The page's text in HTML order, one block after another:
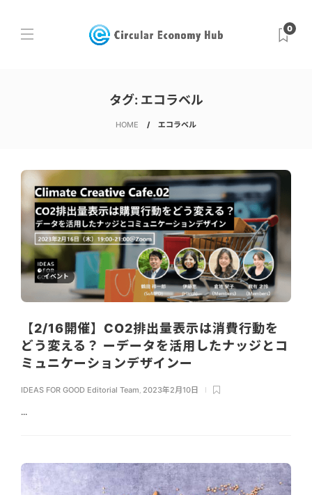
0
タグ: エコラベル
HOME エコラベル
イベント
【2/16開催】CO2排出量表示は消費行動を
どう変える？ ーデータを活用したナッジとコ
ミュニケーションデザインー
IDEAS FOR GOOD Editorial Team 2023年2月10日
...